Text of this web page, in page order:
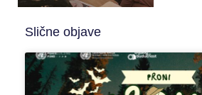
Slične objave